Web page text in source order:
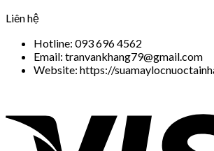
Liên hệ
Hotline: 093 696 4562
Email: tranvankhang79@gmail.com
Website: https://